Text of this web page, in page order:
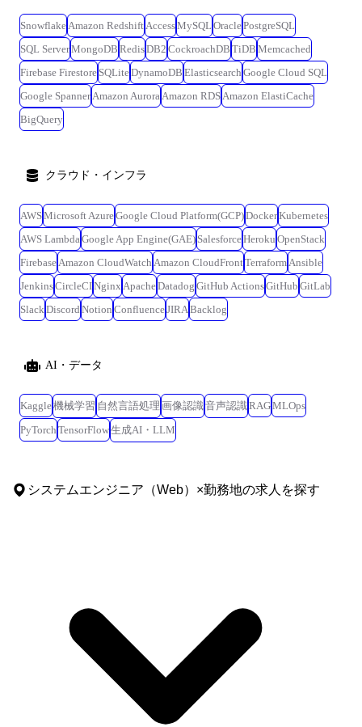
Snowflake Amazon Redshift AccessMySQL OraclePostgreSQL
SQL ServerMongoDB RedisDB2 CockroachDB TiDB Memcached
Firebase Firestore SQLiteDynamoDB Elasticsearch Google Cloud SQL
Google Spanner Amazon Aurora Amazon RDS Amazon ElastiCache
BigQuery
クラウド・インフラ
AWSMicrosoft AzureGoogle Cloud Platform(GCP)DockerKubernetes
AWS Lambda Google App Engine(GAE) SalesforceHeroku OpenStack
Firebase Amazon CloudWatch Amazon CloudFrontTerraform Ansible
JenkinsCircleCINginx ApacheDatadog GitHub ActionsGitHub GitLab
Slack Discord Notion ConfluenceJIRA Backlog
AI・データ
Kaggle機械学習 自然言語処理 画像認識 音声認識 RAGMLOps
PyTorch TensorFlow生成AI・LLM
システムエンジニア（Web） ×勤務地の求人を探す